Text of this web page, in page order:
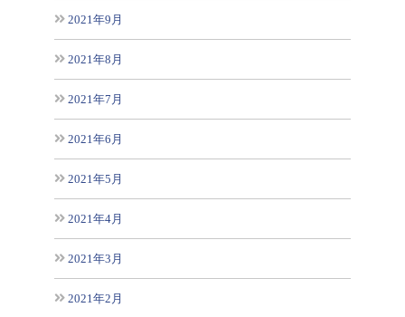
2021年9月
2021年8月
2021年7月
2021年6月
2021年5月
2021年4月
2021年3月
2021年2月